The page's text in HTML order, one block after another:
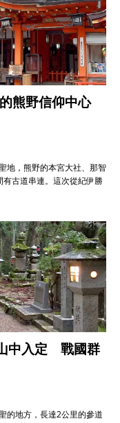
熊野信仰中心
地，熊野的本宮大社、那智
古道串連。這次從紀伊勝
中入定 戰國群
的地方，長達2公里的參道